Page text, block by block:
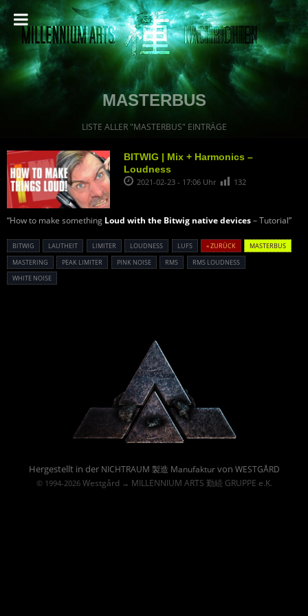
MASTERBUS
LISTE ALLER "MASTERBUS" EINTRÄGE
BITWIG | Mix + Harmonics –
Loudness
2021-02-23 - 17:06 Uhr 132
“How to make something Loud with the Bitwig native devices– Tutorial”
BITWIG LAUTHEIT LIMITER LOUDNESS LUFS « ZURÜCK
MASTERBUS
MASTERING
PEAK LIMITER PINK NOISE RMS
RMS LOUDNESS
WHITE NOISE
Hergestellt in der NICHTRAUM 製造 Manufakturvon WESTGÅRD
© 1994-2026 Westgård→ MILLENNIUM ARTS 勤続 GRUPPE e.K.
Powered By :